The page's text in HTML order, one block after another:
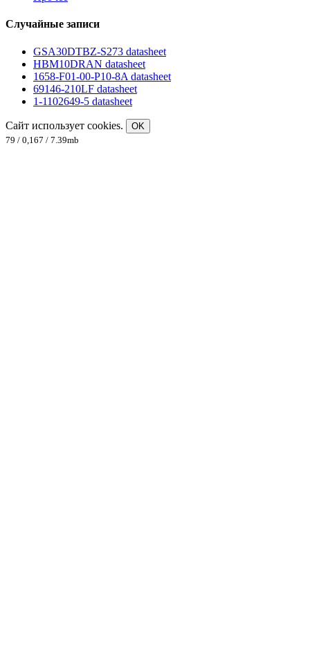
Случайные записи
GSA30DTBZ-S273 datasheet
HBM10DRAN datasheet
1658-F01-00-P10-8A datasheet
69146-210LF datasheet
1-1102649-5 datasheet
Сайт использует cookies.
OK
79 / 0,167 / 7.39mb